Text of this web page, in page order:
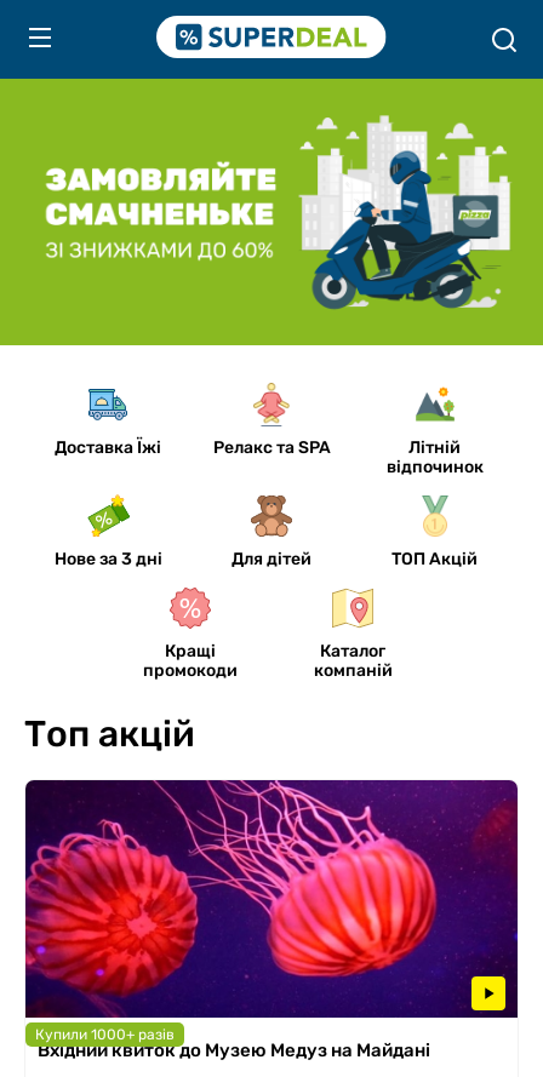
Доставка Їжі Релакс та SPA
Літній
відпочинок
Нове за 3 дні Для дітей ТОП Акцій
Кращі
промокоди
Каталог
компаній
Топ акцій
Купили 1000+ разів
Вхідний квиток до Музею Медуз на Майдані